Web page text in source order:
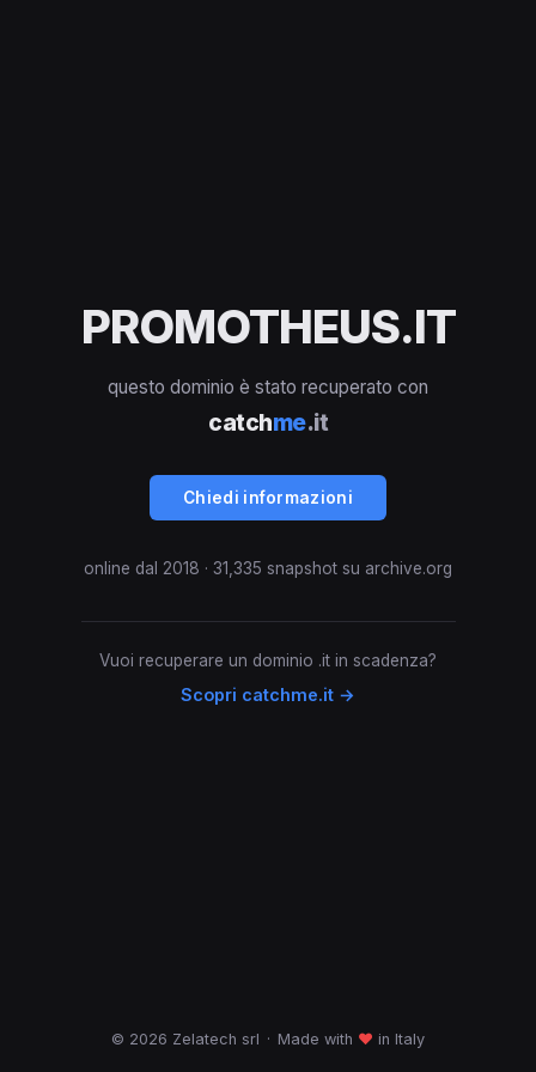
PROMOTHEUS.IT
questo dominio è stato recuperato con
catchme.it
Chiedi informazioni
online dal 2018 · 31,335 snapshot su archive.org
Vuoi recuperare un dominio .it in scadenza?
Scopri catchme.it →
© 2026 Zelatech srl · Made with ♥ in Italy